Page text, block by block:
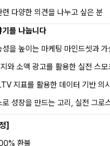
련 다양한 의견을 나누고 싶은 분
기를 나눕니다
성을 높이는 마케팅 마인드셋과 가
와 소액 광고를 활용한 실전 스
지표를 활용한 데이터 기반 의
로 성장을 만드는 고리, 실전 그로
]
환불